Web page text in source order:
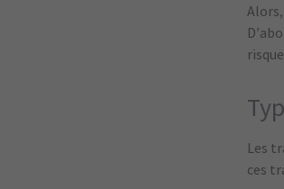
Les
ces